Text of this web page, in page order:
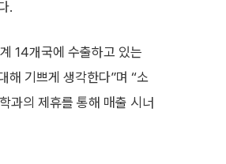
.
14개국에 수출하고 있는
해 기쁘게 생각한다”며 “소
과의 제휴를 통해 매출 시너